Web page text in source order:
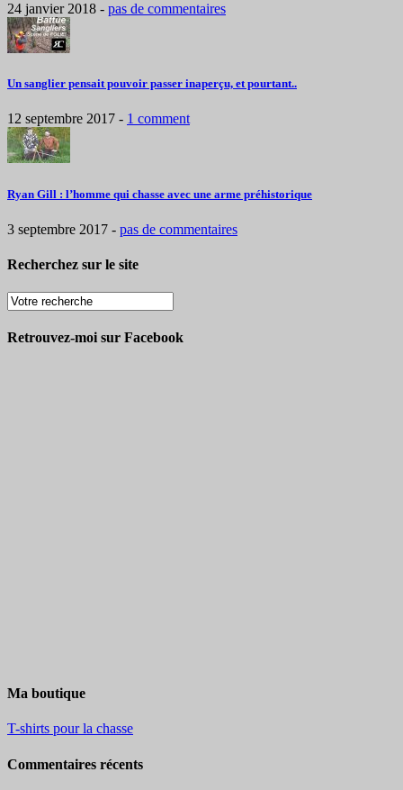
24 janvier 2018 - pas de commentaires
Un sanglier pensait pouvoir passer inaperçu, et pourtant..
12 septembre 2017 - 1 comment
Ryan Gill : l’homme qui chasse avec une arme préhistorique
3 septembre 2017 - pas de commentaires
Recherchez sur le site
Retrouvez-moi sur Facebook
Ma boutique
T-shirts pour la chasse
Commentaires récents